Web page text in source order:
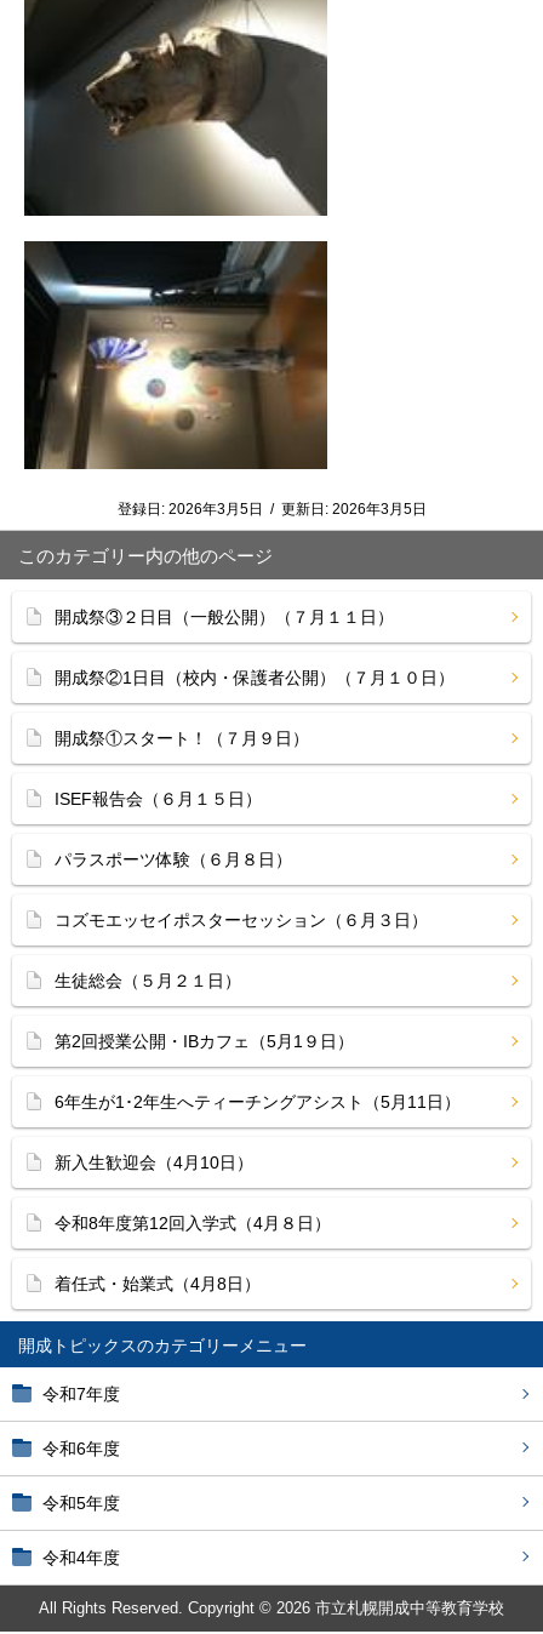
開成トピックス
令和7年度
令和6年度
令和5年度
令和4年度
登録日: 2026年3月5日 / 更新日: 2026年3月5日
このカテゴリー内の他のページ
開成祭③２日目（一般公開）（７月１１日）
開成祭②1日目（校内・保護者公開）（７月１０日）
開成祭①スタート！（７月９日）
ISEF報告会（６月１５日）
パラスポーツ体験（６月８日）
コズモエッセイポスターセッション（６月３日）
生徒総会（５月２１日）
第2回授業公開・IBカフェ（5月1９日）
6年生が1･2年生へティーチングアシスト（5月11日）
新入生歓迎会（4月10日）
令和8年度第12回入学式（4月８日）
着任式・始業式（4月8日）
All Rights Reserved. Copyright © 2026 市立札幌開成中等教育学校